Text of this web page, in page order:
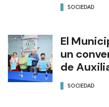
SOCIEDAD
El
un
de
SOCIEDAD